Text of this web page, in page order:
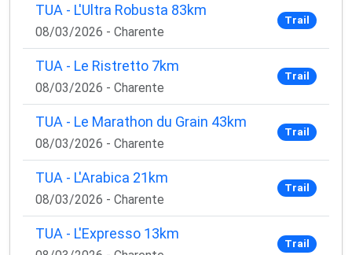
TUA - L'Ultra Robusta 83km
08/03/2026 - Charente
Trail
TUA - Le Ristretto 7km
08/03/2026 - Charente
Trail
TUA - Le Marathon du Grain 43km
08/03/2026 - Charente
Trail
TUA - L'Arabica 21km
08/03/2026 - Charente
Trail
TUA - L'Expresso 13km
Trail